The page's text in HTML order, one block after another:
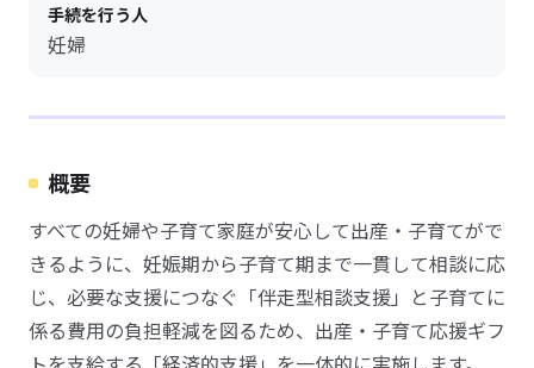
手続を行う人
妊婦
概要
すべての妊婦や子育て家庭が安心して出産・子育てがで
きるように、妊娠期から子育て期まで一貫して相談に応
じ、必要な支援につなぐ「伴走型相談支援」と子育てに
係る費用の負担軽減を図るため、出産・子育て応援ギフ